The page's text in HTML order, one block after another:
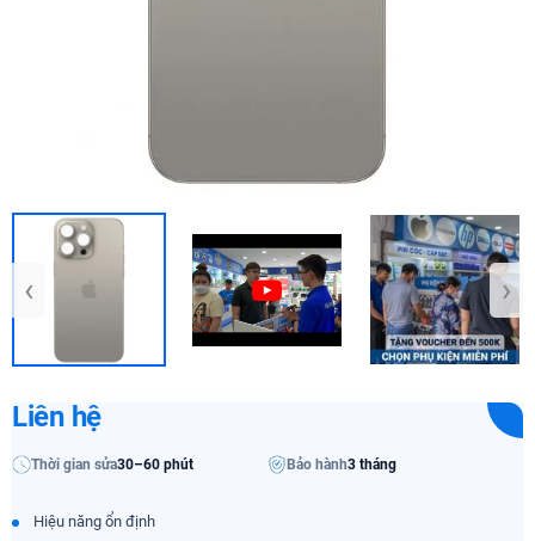
‹ ›
Liên hệ
Thời gian sửa30–60 phút Bảo hành3 tháng
Hiệu năng ổn định